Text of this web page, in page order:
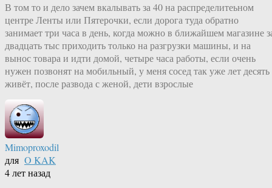
В том то и дело зачем вкалывать за 40 на распределитеьном
центре Ленты или Пятерочки, если дорога туда обратно
занимает три часа в день, когда можно в ближайшем магазине
двадцать тыс приходить только на разгрузки машины, и на
вынос товара и идти домой, четыре часа работы, если очень
нужен позвонят на мобильный, у меня сосед так уже лет десять
живёт, после развода с женой, дети взрослые
Mimoproxodil
для O KAK
4 лет назад